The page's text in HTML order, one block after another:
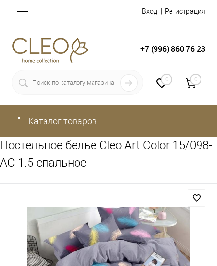
Вход Регистрация
+7 (996) 860 76 23
0 0
Каталог товаров
Постельное белье Cleo Art Color 15/098-
AC 1.5 спальное